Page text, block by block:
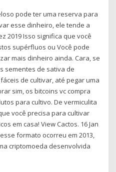
pode ter uma reserva para
esse dinheiro, ele tende a
2019 Isso significa que você
supérfluos ou Você pode
mais dinheiro ainda. Cara, se
sementes de sativa de
de cultivar, até pegar uma
sim, os bitcoins vc compra
para cultivo. De vermiculita
você precisa para cultivar
em casa! View Cactos. 16 Jan
formato ocorreu em 2013,
criptomoeda desenvolvida